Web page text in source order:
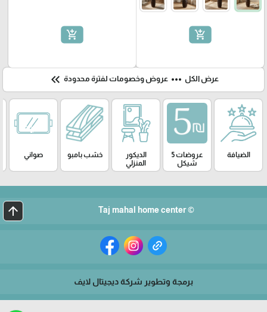
add_shopping_cart
add_shopping_cart
عرض الكل more_horiz عروض وخصومات لفترة محدودة keyboard_double_arrow_left
الضيافة
عروضات 5
شيكل
الديكور
المنزلي
خشب بامبو صواني
© Taj mahal home center
arrow_upward
برمجة وتطوير شركة ديجيتال لايف